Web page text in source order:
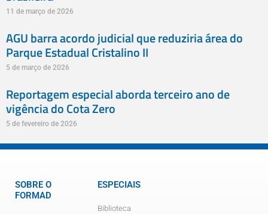
11 de março de 2026
AGU barra acordo judicial que reduziria área do
Parque Estadual Cristalino II
5 de março de 2026
Reportagem especial aborda terceiro ano de
vigência do Cota Zero
5 de fevereiro de 2026
SOBRE O
FORMAD
ESPECIAIS
Biblioteca